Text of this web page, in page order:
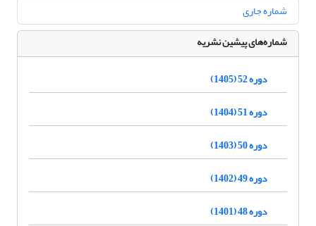
شماره جاری
شماره‌های پیشین نشریه
دوره 52 (1405)
دوره 51 (1404)
دوره 50 (1403)
دوره 49 (1402)
دوره 48 (1401)